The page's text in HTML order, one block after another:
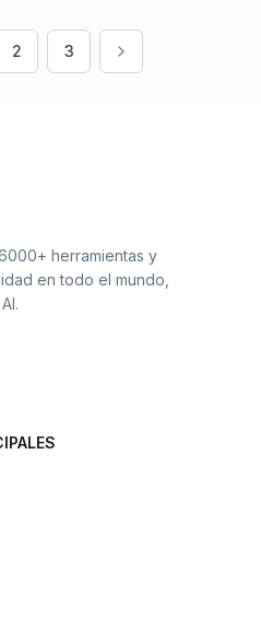
2 3
herramientas y
en todo el mundo,